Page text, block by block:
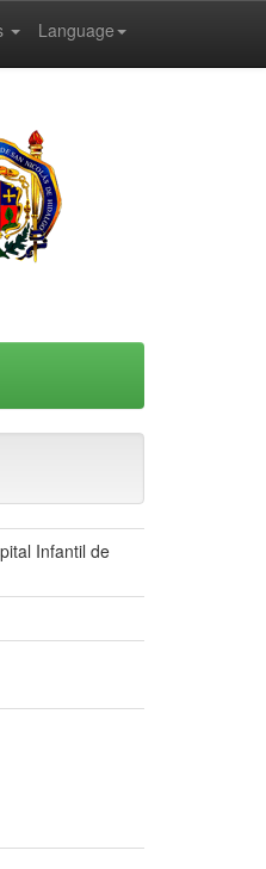
Language
Infantil de